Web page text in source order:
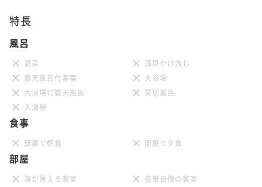
特長
風呂
温泉
源泉かけ流し
露天風呂付客室
大浴場
大浴場に露天風呂
貸切風呂
入湯税
食事
部屋で朝食 部屋で夕食
部屋
海が見える客室
夜景自慢の客室